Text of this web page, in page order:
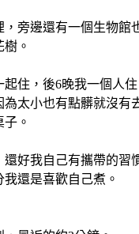
旁邊還有一個生物館
。
住，後6晚我一個人
太小也有點髒就沒有
。
好我自己有攜帶的習
還是喜歡自己煮。